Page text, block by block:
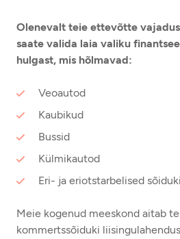
Olenevalt teie ettevõtte
saate valida laia valiku
hulgast, mis hõlmavad:
Veoautod
Kaubikud
Bussid
Külmikautod
Eri- ja eriotstarbelised
Meie kogenud meeskond aitab
kommertssõiduki